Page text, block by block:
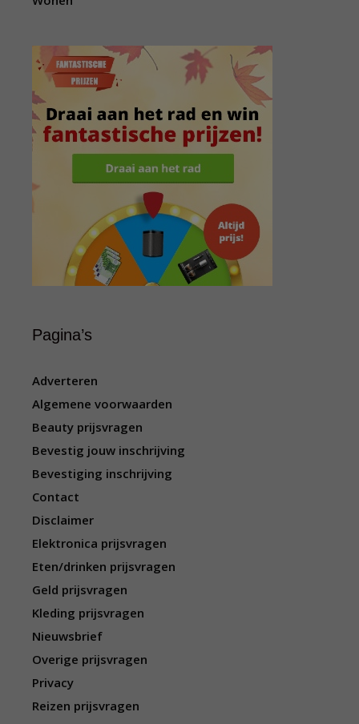
Pagina’s
Adverteren
Algemene voorwaarden
Beauty prijsvragen
Bevestig jouw inschrijving
Bevestiging inschrijving
Contact
Disclaimer
Elektronica prijsvragen
Eten/drinken prijsvragen
Geld prijsvragen
Kleding prijsvragen
Nieuwsbrief
Overige prijsvragen
Privacy
Reizen prijsvragen